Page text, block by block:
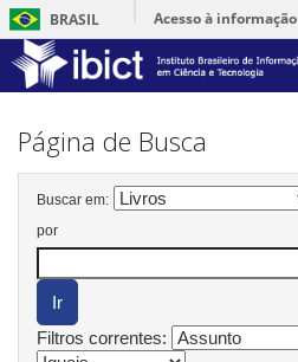
BRASIL
Acesso à informação
Skip
Página de Busca
Buscar em:
por
Filtros correntes: